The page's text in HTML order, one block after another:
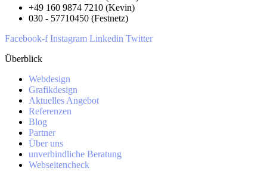
+49 160 9874 7210 (Kevin)
030 - 57710450 (Festnetz)
Facebook-f Instagram Linkedin Twitter
Überblick
Webdesign
Grafikdesign
Aktuelles Angebot
Referenzen
Blog
Partner
Über uns
unverbindliche Beratung
Webseitencheck